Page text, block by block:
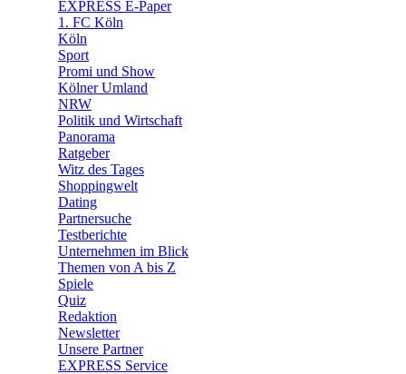
EXPRESS E-Paper
1. FC Köln
Köln
Sport
Promi und Show
Kölner Umland
NRW
Politik und Wirtschaft
Panorama
Ratgeber
Witz des Tages
Shoppingwelt
Dating
Partnersuche
Testberichte
Unternehmen im Blick
Themen von A bis Z
Spiele
Quiz
Redaktion
Newsletter
Unsere Partner
EXPRESS Service